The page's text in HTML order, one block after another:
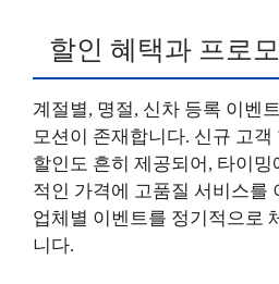
할인 혜택과 프로
계절별, 명절, 신차 등록 이벤
모션이 존재합니다. 신규 고
할인도 흔히 제공되어, 타이밍
적인 가격에 고품질 서비스를
업체별 이벤트를 정기적으로
니다.